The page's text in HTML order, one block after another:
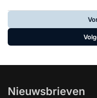
het
Nieuwsbrieven